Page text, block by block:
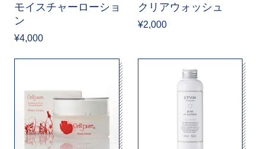
モイスチャーローショ
ン
¥4,000
クリアウォッシュ
¥2,000